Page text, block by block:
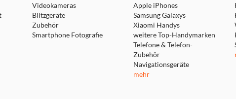
Benutzerführung und einem 4 Zoll großen Display wird die
neue Fernbedienung deutlich intuitiver gestaltet. Darüber
App sowie die nahtlose Integration in diverse Smart-Home-
Videokameras
Blitzgeräte
Zubehör
Smartphone Fotografie
Apple iPhones
Samsung Galaxys
Xiaomi Handys
weitere Top-Handymarken
Telefone & Telefon-
Zubehör
Navigationsgeräte
mehr